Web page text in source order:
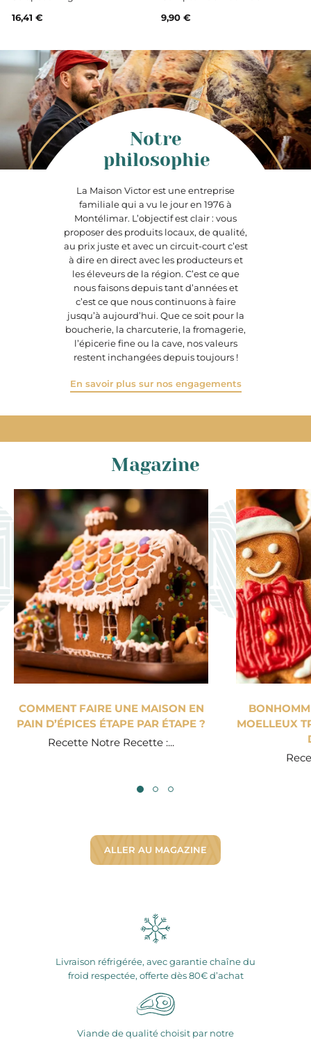
16,41 €
9,90 €
La Maison Victor est une entreprise
familiale qui a vu le jour en 1976 à
Montélimar. L’objectif est clair : vous
proposer des produits locaux, de qualité,
au prix juste et avec un circuit-court c’est
à dire en direct avec les producteurs et
les éleveurs de la région. C’est ce que
nous faisons depuis tant d’années et
c’est ce que nous continuons à faire
jusqu’à aujourd’hui. Que ce soit pour la
boucherie, la charcuterie, la fromagerie,
l’épicerie fine ou la cave, nos valeurs
restent inchangées depuis toujours !
En savoir plus sur nos engagements
Notre
philosophie
Magazine
COMMENT FAIRE UNE MAISON EN
PAIN D’ÉPICES ÉTAPE PAR ÉTAPE ?
Recette Notre Recette :...
MOELLEUX
ALLER AU MAGAZINE
Livraison réfrigérée, avec garantie chaîne du
froid respectée, offerte dès 80€ d’achat
Viande de qualité choisit par notre